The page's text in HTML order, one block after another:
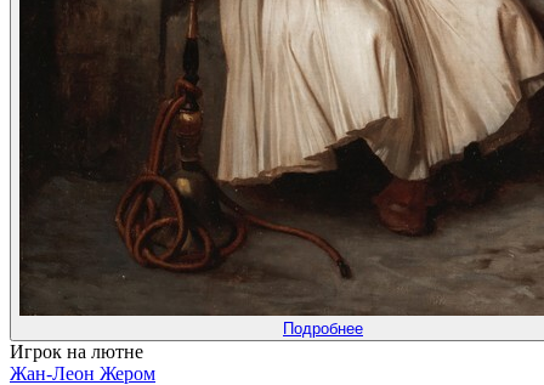
Подробнее
Игрок на лютне
Жан-Леон Жером